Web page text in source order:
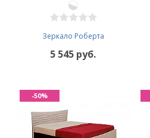
Зеркало Роберта
5 545 руб.
-50%